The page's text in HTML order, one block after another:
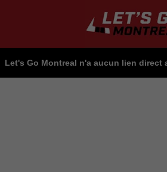
Let's Go Montreal n'a aucun lien direct